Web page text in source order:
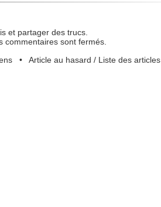
et partager des trucs.
commentaires sont fermés.
• Article au hasard / Liste des articles